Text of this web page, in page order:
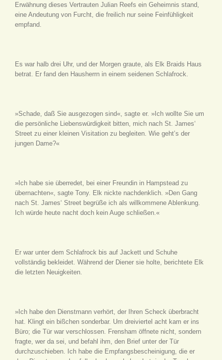
Erwähnung dieses Vertrauten Julian Reefs ein Geheimnis stand,
eine Andeutung von Furcht, die freilich nur seine Feinfühligkeit
empfand.
Es war halb drei Uhr, und der Morgen graute, als Elk Braids Haus
betrat. Er fand den Hausherrn in einem seidenen Schlafrock.
»Schade, daß Sie ausgezogen sind«, sagte er. »Ich wollte Sie um
die persönliche Liebenswürdigkeit bitten, mich nach St. James‘
Street zu einer kleinen Visitation zu begleiten. Wie geht’s der
jungen Dame?«
»Ich habe sie überredet, bei einer Freundin in Hampstead zu
übernachten«, sagte Tony. Elk nickte nachdenklich. »Den Gang
nach St. James‘ Street begrüße ich als willkommene Ablenkung.
Ich würde heute nacht doch kein Auge schließen.«
Er war unter dem Schlafrock bis auf Jackett und Schuhe
vollständig bekleidet. Während der Diener sie holte, berichtete Elk
die letzten Neuigkeiten.
»Ich habe den Dienstmann verhört, der Ihren Scheck überbracht
hat. Klingt ein bißchen sonderbar. Um dreiviertel acht kam er ins
Büro; die Tür war verschlossen. Frensham öffnete nicht, sondern
fragte, wer da sei, und befahl ihm, den Brief unter der Tür
durchzuschieben. Ich habe die Empfangsbescheinigung, die er